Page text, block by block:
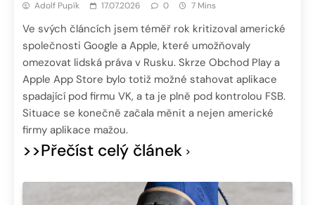
Adolf Pupík 17.07.2026 0 7 Mins
Ve svých článcích jsem téměř rok kritizoval americké
společnosti Google a Apple, které umožňovaly
omezovat lidská práva v Rusku. Skrze Obchod Play a
Apple App Store bylo totiž možné stahovat aplikace
spadající pod firmu VK, a ta je plně pod kontrolou FSB.
Situace se konečně začala měnit a nejen americké
firmy aplikace mažou.
>>Přečíst celý článek